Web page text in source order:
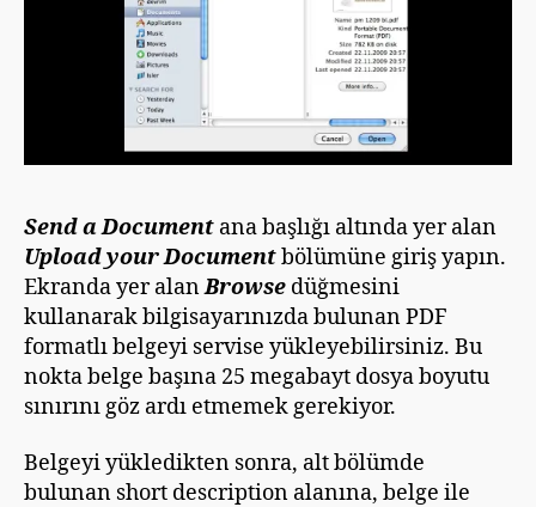
Send a Document ana başlığı altında yer alan
Upload your Documentbölümüne giriş yapın.
Ekranda yer alanBrowse düğmesini
kullanarak bilgisayarınızda bulunan PDF
formatlı belgeyi servise yükleyebilirsiniz. Bu
nokta belge başına 25 megabayt dosya boyutu
sınırını göz ardı etmemek gerekiyor.
Belgeyi yükledikten sonra, alt bölümde
bulunan short description alanına, belge ile